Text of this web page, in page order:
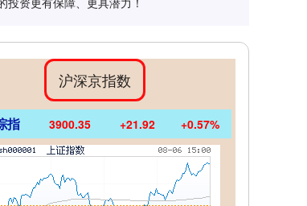
沪深京指数
指 3900.35 +21.92 +0.57%